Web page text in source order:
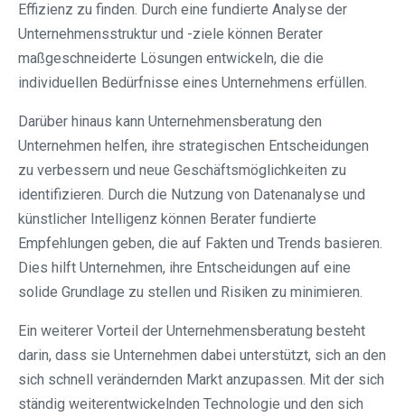
Effizienz zu finden. Durch eine fundierte Analyse der
Unternehmensstruktur und -ziele können Berater
maßgeschneiderte Lösungen entwickeln, die die
individuellen Bedürfnisse eines Unternehmens erfüllen.
Darüber hinaus kann Unternehmensberatung den
Unternehmen helfen, ihre strategischen Entscheidungen
zu verbessern und neue Geschäftsmöglichkeiten zu
identifizieren. Durch die Nutzung von Datenanalyse und
künstlicher Intelligenz können Berater fundierte
Empfehlungen geben, die auf Fakten und Trends basieren.
Dies hilft Unternehmen, ihre Entscheidungen auf eine
solide Grundlage zu stellen und Risiken zu minimieren.
Ein weiterer Vorteil der Unternehmensberatung besteht
darin, dass sie Unternehmen dabei unterstützt, sich an den
sich schnell verändernden Markt anzupassen. Mit der sich
ständig weiterentwickelnden Technologie und den sich